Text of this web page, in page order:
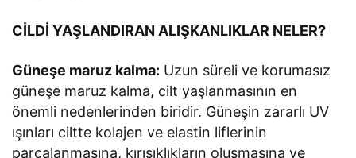
CİLDİ YAŞLANDIRAN ALIŞKANLIKLAR NELER?
Güneşe maruz kalma: Uzun süreli ve korumasız
güneşe maruz kalma, cilt yaşlanmasının en
önemli nedenlerinden biridir. Güneşin zararlı UV
ışınları ciltte kolajen ve elastin liflerinin
parçalanmasına, kırışıklıkların oluşmasına ve